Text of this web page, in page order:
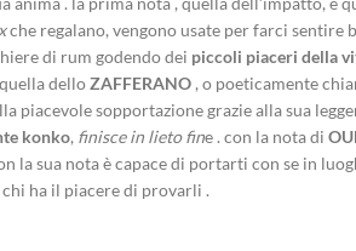
che regalano, vengono usate per farci sentire
di rum godendo dei piccoli piaceri della
delloZAFFERANO , o poeticamente
piacevole sopportazione grazie alla sua
konko, finisce in lieto fine . con la nota di
la sua nota è capace di portarti con se in
ha il piacere di provarli .